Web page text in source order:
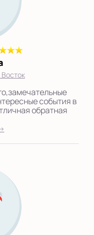
события в
обратная